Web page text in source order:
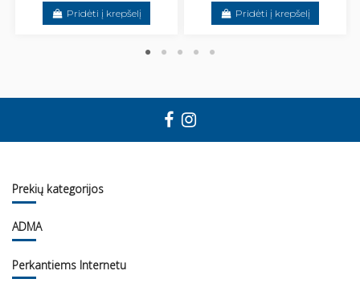
Pridėti į krepšelį Pridėti į krepšelį
Prekių kategorijos
ADMA
Perkantiems Internetu